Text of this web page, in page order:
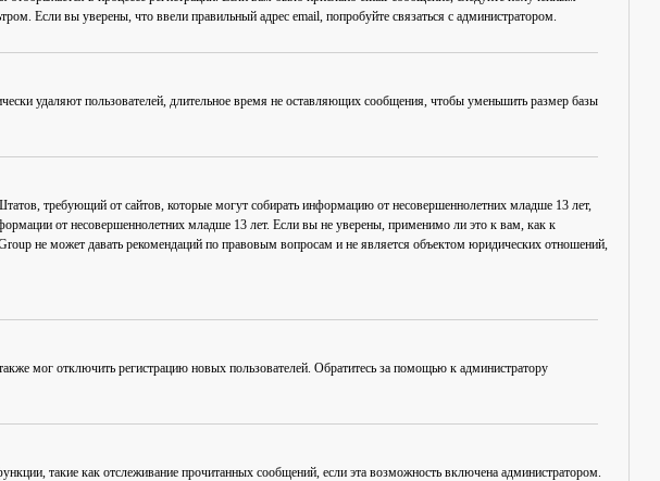
Если вы уверены, что ввели правильный адрес email, попробуйте связаться с администратором.
удаляют пользователей, длительное время не оставляющих сообщения, чтобы уменьшить размер базы
требующий от сайтов, которые могут собирать информацию от несовершеннолетних младше 13 лет,
от несовершеннолетних младше 13 лет. Если вы не уверены, применимо ли это к вам, как к
не может давать рекомендаций по правовым вопросам и не является объектом юридических отношений,
мог отключить регистрацию новых пользователей. Обратитесь за помощью к администратору
такие как отслеживание прочитанных сообщений, если эта возможность включена администратором.